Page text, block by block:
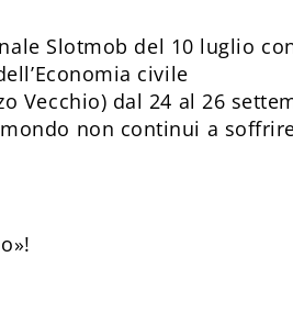
Slotmob del 10 luglio
civile
Vecchio) dal 24 al 26
non continui a